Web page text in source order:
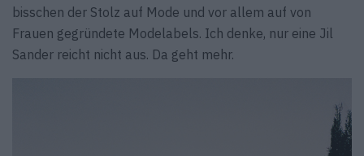
bisschen der Stolz auf Mode und vor allem auf von
Frauen gegründete Modelabels. Ich denke, nur eine Jil
Sander reicht nicht aus. Da geht mehr.